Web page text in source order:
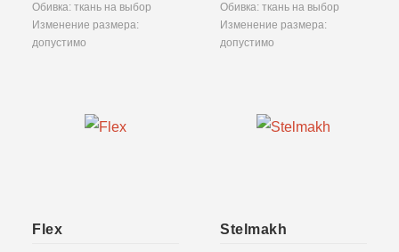
Обивка: ткань на выбор
Изменение размера:
допустимо
Обивка: ткань на выбор
Изменение размера:
допустимо
Flex Stelmakh